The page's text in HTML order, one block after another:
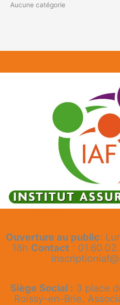
Aucune catégorie
Ouverture au public:
18h Contact :
Siège Social : 3 place
Roissy-en-Brie.